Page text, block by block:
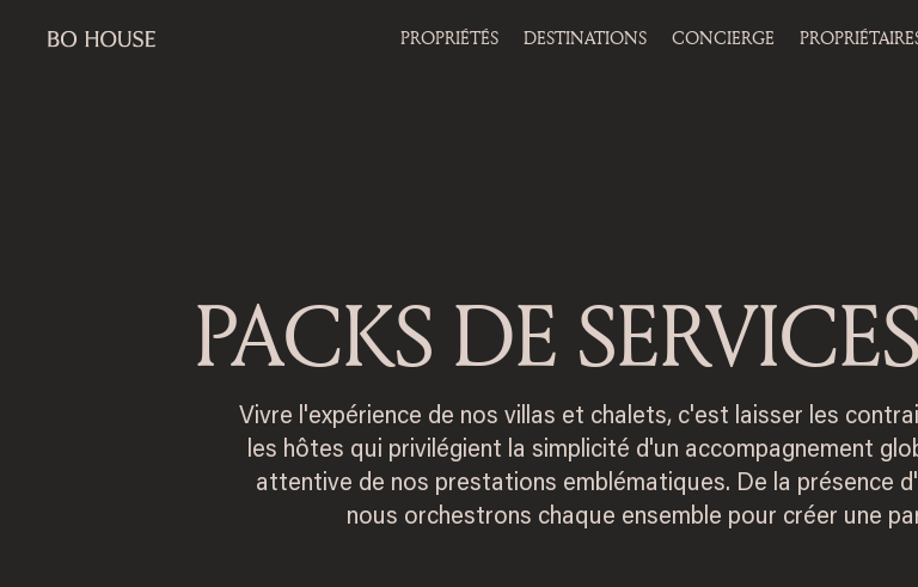
PROPRIÉTÉS DESTINATIONS CONCIERGE
PACKS DE
Vivre l'expérience de nos villas et chalets, c'est laisser les
les hôtes qui privilégient la simplicité d'un accompagnement
attentive de nos prestations emblématiques. De la présence
nous orchestrons chaque ensemble pour créer une